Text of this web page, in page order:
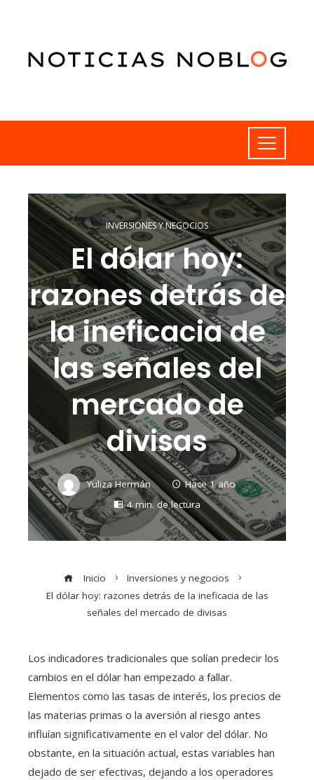
INVERSIONES Y NEGOCIOS
El dólar hoy:
razones detrás de
la ineficacia de
las señales del
mercado de
divisas
Yuliza Hermán
Hace 1 año
4 min. de lectura
Inicio
Inversiones y negocios
El dólar hoy: razones detrás de la ineficacia de las
señales del mercado de divisas
Los indicadores tradicionales que solían predecir los
cambios en el dólar han empezado a fallar.
Elementos como las tasas de interés, los precios de
las materias primas o la aversión al riesgo antes
influían significativamente en el valor del dólar. No
obstante, en la situación actual, estas variables han
dejado de ser efectivas, dejando a los operadores